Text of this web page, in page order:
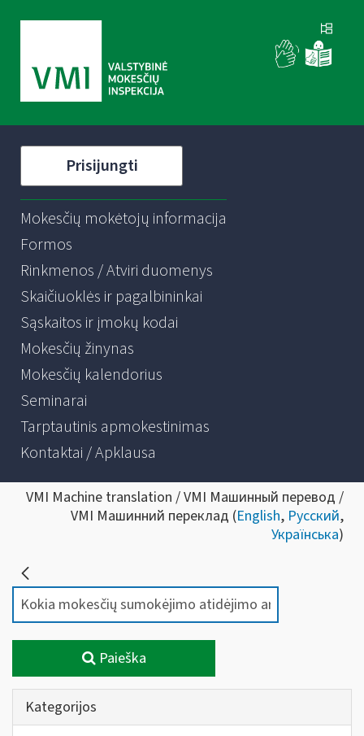
Prisijungti
Mokesčių mokėtojų informacija
Formos
Rinkmenos / Atviri duomenys
Skaičiuoklės ir pagalbininkai
Sąskaitos ir įmokų kodai
Mokesčių žinynas
Mokesčių kalendorius
Seminarai
Tarptautinis apmokestinimas
Kontaktai / Apklausa
VMI Machine translation / VMI Машинный перевод /
VMI Машинний переклад (English, Русский,
Українська)
Paieška
Kategorijos